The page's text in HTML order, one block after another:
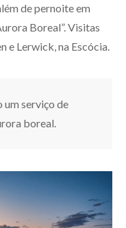
de pernoite em
Boreal”. Visitas
e Lerwick, na Escócia.
um serviço de
boreal.